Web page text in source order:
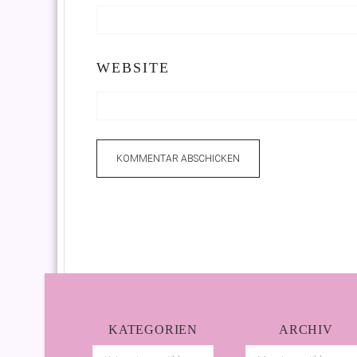
WEBSITE
KATEGORIEN ARCHIV